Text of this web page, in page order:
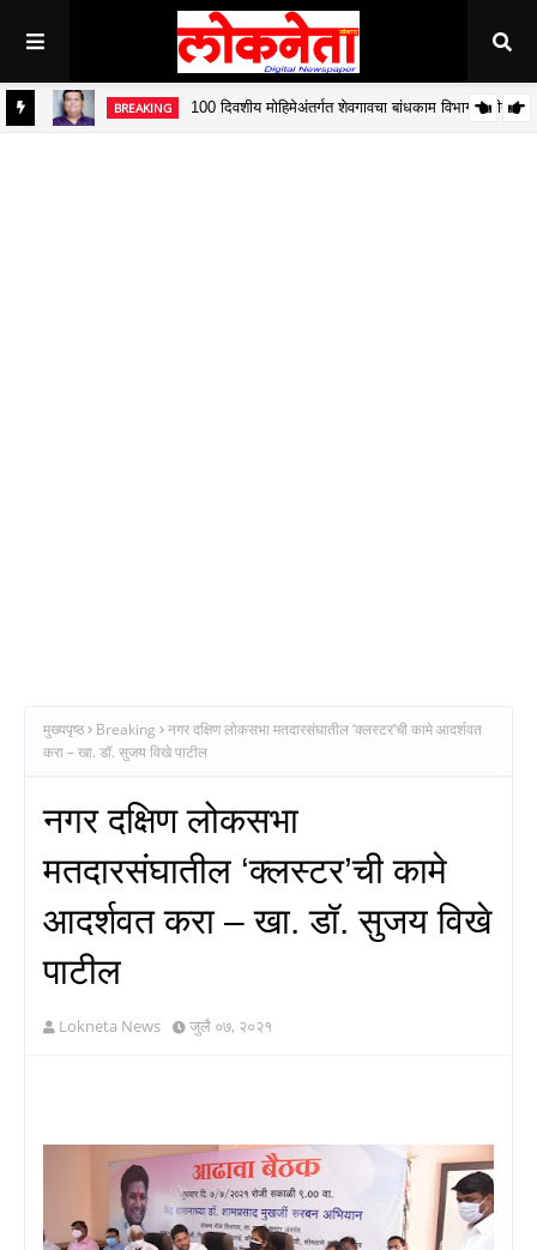
BREAKING 100 दिवशीय मोहिमेअंतर्गत शेवगावचा बांधकाम विभाग द्वितीय
मुख्यपृष्ठ Breaking
नगर दक्षिण लोकसभा मतदारसंघातील ‘क्लस्टर’ची कामे आदर्शवत
करा – खा. डॉ. सुजय विखे पाटील
नगर दक्षिण लोकसभा
मतदारसंघातील ‘क्लस्टर’ची कामे
आदर्शवत करा – खा. डॉ. सुजय विखे
पाटील
Lokneta News जुलै ०७, २०२१